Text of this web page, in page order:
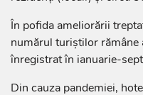
În pofida ameliorării
numărul turiștilor
înregistrat în ianuarie-
Din cauza pandemiei,